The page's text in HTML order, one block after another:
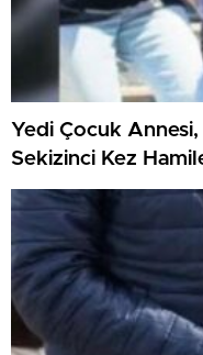
Yedi Çocuk
Sekizinci Kez